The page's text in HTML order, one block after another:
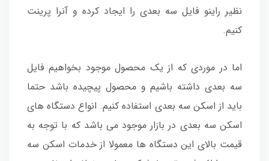
نظیر راینو فایل سه بعدی را ایجاد کرده و آنرا پرینت
کنیم.
اما در موردی که از یک محصول موجود بخواهیم فایل
سه بعدی داشته باشیم و محصول پیچیده باشد حتما
باید از اسکن سه بعدی استفاده کنیم. انواع دستگاه های
اسکن سه بعدی در بازار موجود می باشد که با توجه به
قیمت بالای این دستگاه ها معمولا از خدمات اسکن سه